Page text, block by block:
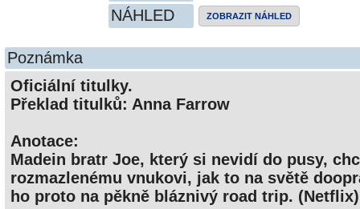
NÁHLED ZOBRAZIT NÁHLED
Poznámka
Oficiální titulky.
Překlad titulků: Anna Farrow
Anotace:
Madein bratr Joe, který si nevidí do pusy,
rozmazlenému vnukovi, jak to na světě
ho proto na pěkně bláznivý road trip. (Netflix)